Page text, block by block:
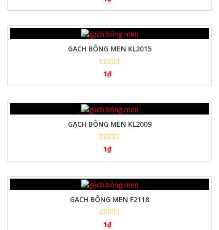
GẠCH BÔNG MEN KL2015
1₫
GẠCH BÔNG MEN KL2009
1₫
GẠCH BÔNG MEN F2118
1₫